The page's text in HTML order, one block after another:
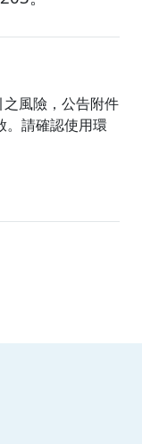
風險，公告附件
。請確認使用環